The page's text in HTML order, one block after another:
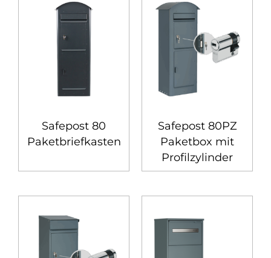
Safepost 80
Paketbriefkasten
Safepost 80PZ
Paketbox mit
Profilzylinder